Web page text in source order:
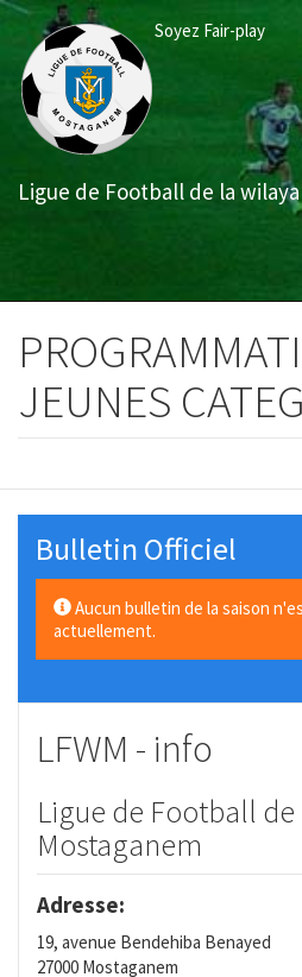
Aller
contenu
principal
Ligue de Football de la
Soyez Fair-play
JEUNES
Bulletin Officiel
Aucun bulletin de la saison
actuellement.
LFWM - info
Ligue de Football de
Mostaganem
Adresse:
19, avenue Bendehiba Benayed
27000 Mostaganem